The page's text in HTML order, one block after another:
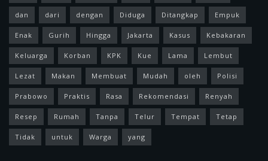
dan dari dengan Diduga Ditangkap Empuk
Enak Gurih Hingga Jakarta Kasus Kebakaran
Keluarga Korban KPK Kue Lama Lembut
Lezat Makan Membuat Mudah oleh Polisi
Prabowo Praktis Rasa Rekomendasi Renyah
Resep Rumah Tanpa Telur Tempat Tetap
Tidak untuk Warga yang